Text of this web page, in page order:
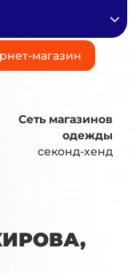
магазин
Сеть магазинов
одежды
секонд-хенд